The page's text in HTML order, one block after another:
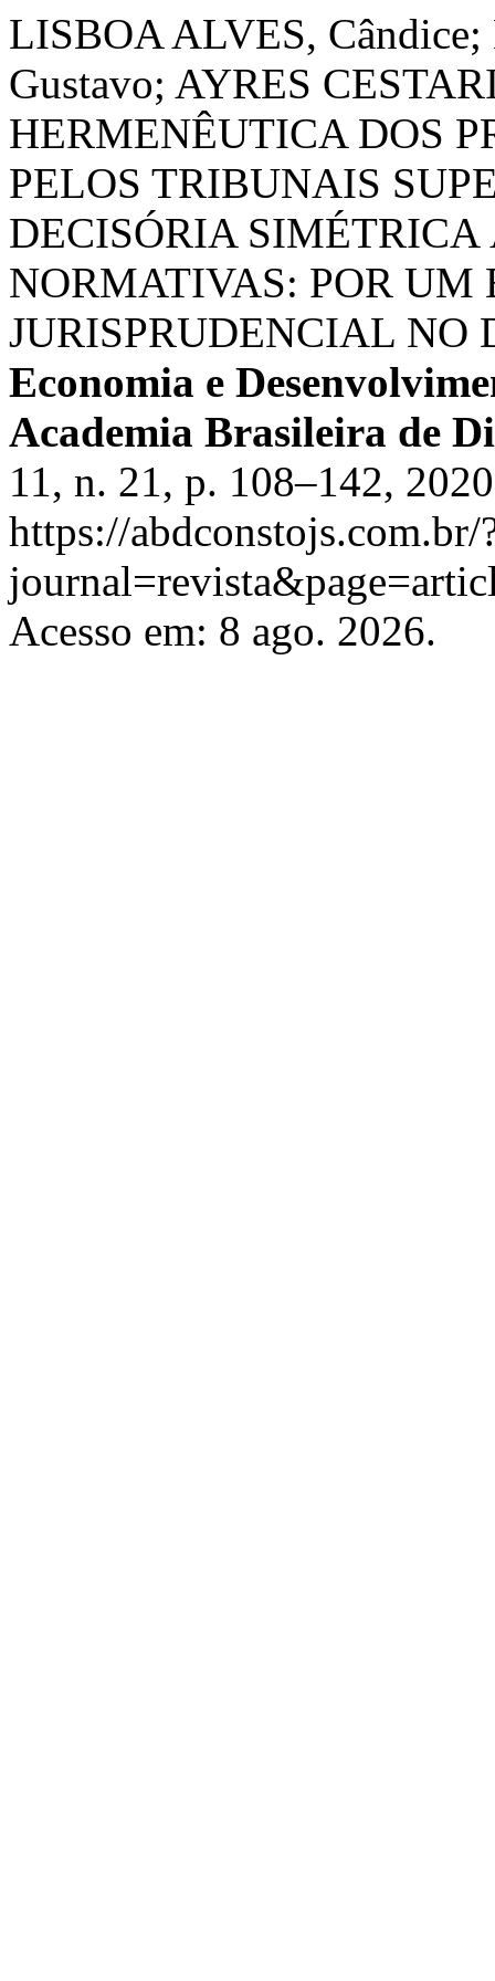
LISBOA ALVES,
Gustavo; AYRES
HERMENÊUTICA DOS
PELOS TRIBUNAIS
DECISÓRIA SIMÉTRICA
NORMATIVAS: POR UM
JURISPRUDENCIAL NO
Economia e
Academia Brasileira de
11, n. 21, p. 108–142,
https://abdconstojs.com.br/
Acesso em: 8 ago. 2026.